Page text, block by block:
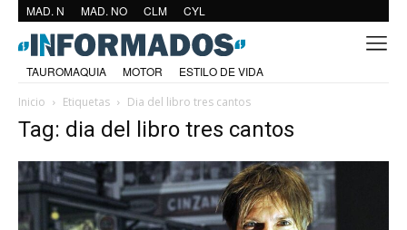
MAD. N MAD. NO CLM CYL
TAUROMAQUIA MOTOR
ESTILO DE VIDA
Inicio
Etiquetas Dia del libro tres cantos
Tag: dia del libro tres cantos